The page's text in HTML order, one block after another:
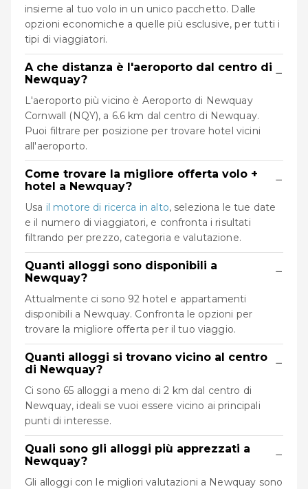
insieme al tuo volo in un unico pacchetto. Dalle
opzioni economiche a quelle più esclusive, per tutti i
tipi di viaggiatori.
A che distanza è l'aeroporto dal centro di
Newquay?
−
L'aeroporto più vicino è Aeroporto di Newquay
Cornwall (NQY), a 6.6 km dal centro di Newquay.
Puoi filtrare per posizione per trovare hotel vicini
all'aeroporto.
Come trovare la migliore offerta volo +
hotel a Newquay?
−
Usa il motore di ricerca in alto, seleziona le tue date
e il numero di viaggiatori, e confronta i risultati
filtrando per prezzo, categoria e valutazione.
Quanti alloggi sono disponibili a
Newquay?
−
Attualmente ci sono 92 hotel e appartamenti
disponibili a Newquay. Confronta le opzioni per
trovare la migliore offerta per il tuo viaggio.
Quanti alloggi si trovano vicino al centro
di Newquay?
−
Ci sono 65 alloggi a meno di 2 km dal centro di
Newquay, ideali se vuoi essere vicino ai principali
punti di interesse.
Quali sono gli alloggi più apprezzati a
Newquay?
−
Gli alloggi con le migliori valutazioni a Newquay sono